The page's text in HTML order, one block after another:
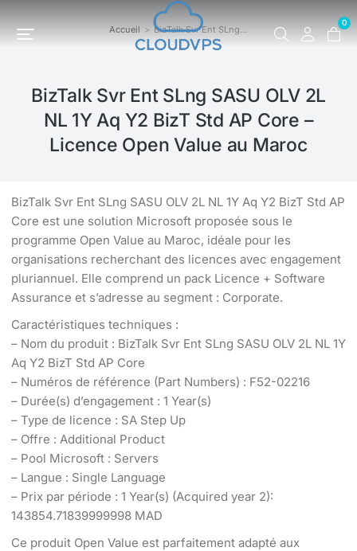
0
Vous êtes ici : Accueil BizTalk Svr Ent SLng…
BizTalk Svr Ent SLng SASU OLV 2L
NL 1Y Aq Y2 BizT Std AP Core –
Licence Open Value au Maroc
BizTalk Svr Ent SLng SASU OLV 2L NL 1Y Aq Y2 BizT Std AP
Core est une solution Microsoft proposée sous le
programme Open Value au Maroc, idéale pour les
organisations recherchant des licences avec engagement
pluriannuel. Elle comprend un pack Licence + Software
Assurance et s’adresse au segment : Corporate.
Caractéristiques techniques :
– Nom du produit : BizTalk Svr Ent SLng SASU OLV 2L NL 1Y
Aq Y2 BizT Std AP Core
– Numéros de référence (Part Numbers) : F52-02216
– Durée(s) d’engagement : 1 Year(s)
– Type de licence : SA Step Up
– Offre : Additional Product
– Pool Microsoft : Servers
– Langue : Single Language
– Prix par période : 1 Year(s) (Acquired year 2):
143854.71839999998 MAD
Ce produit Open Value est parfaitement adapté aux